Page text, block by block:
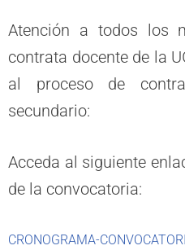
Atención a todos los
contrata docente de la
al proceso de
secundario:
Acceda al siguiente
de la convocatoria:
CRONOGRAMA-